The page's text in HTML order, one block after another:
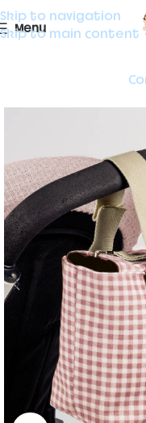
Skip to navigation
Skip to main content
Menu